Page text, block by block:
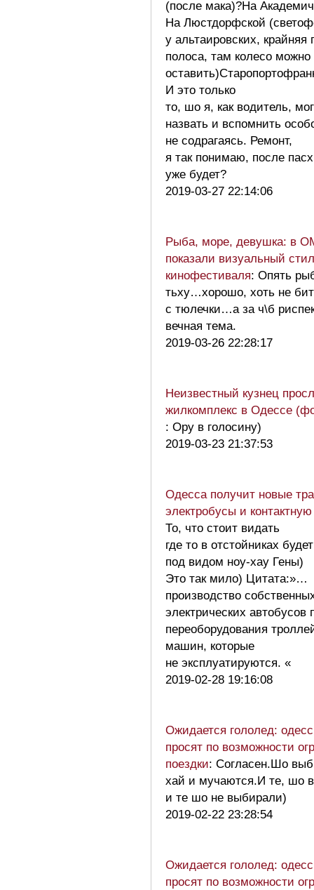
(после мака)?На
На Люстдорфской
у альтаировских, крайняя
полоса, там колесо можно
И это только
то, шо я, как водитель,
назвать и вспомнить
не содрагаясь. Ремонт,
я так понимаю, после
уже будет?
2019-03-27 22:14:06
Рыба, море, девушка: в
показали визуальный
кинофестиваля: Опять
тьху…хорошо, хоть не
с тюлечки…а за ч\б
вечная тема.
2019-03-26 22:28:17
Неизвестный кузнец
жилкомплекс в Одессе
: Ору в голосину)
2019-03-23 21:37:53
Одесса получит новые
электробусы и контактную
То, что стоит видать
где то в отстойниках
под видом ноу-хау Гены)
Это так мило) Цитата:»…
производство
электрических автобусов
переоборудования
машин, которые
не эксплуатируются. «
2019-02-28 19:16:08
Ожидается гололед:
просят по возможности
поездки: Согласен.Шо
хай и мучаются.И те, шо
и те шо не выбирали)
2019-02-22 23:28:54
Ожидается гололед:
просят по возможности